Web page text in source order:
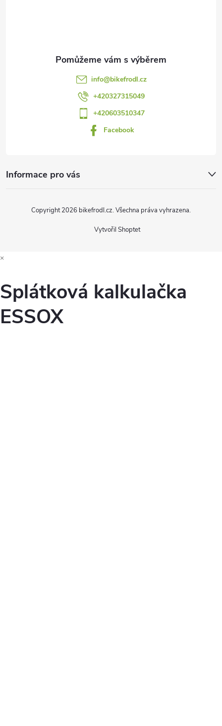
info@bikefrodl.cz
+420327315049
+420603510347
Facebook
Informace pro vás
Vytvořil Shoptet
Copyright 2026 bikefrodl.cz. Všechna práva vyhrazena.
×
Splátková kalkulačka
ESSOX